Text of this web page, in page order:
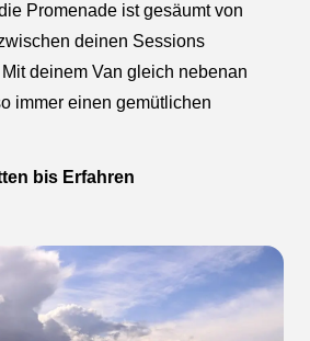
Promenade ist gesäumt von
deinen Sessions
deinem Van gleich nebenan
immer einen gemütlichen
bis Erfahren